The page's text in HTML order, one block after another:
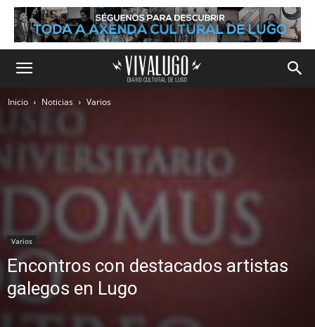
Inicio Noticias Varios
Varios
Encontros con destacados artistas
galegos en Lugo